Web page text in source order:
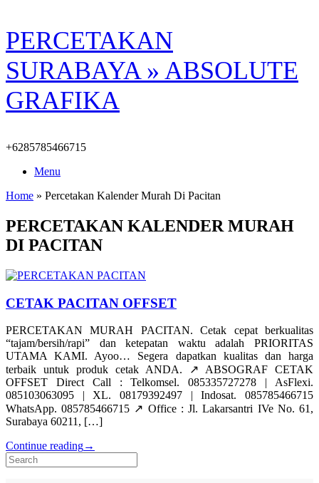
Skip
to
content
PERCETAKAN
SURABAYA » ABSOLUTE
GRAFIKA
+6285785466715
Menu
Home » Percetakan Kalender Murah Di Pacitan
PERCETAKAN KALENDER MURAH
DI PACITAN
CETAK PACITAN OFFSET
PERCETAKAN MURAH PACITAN. Cetak cepat berkualitas
“tajam/bersih/rapi” dan ketepatan waktu adalah PRIORITAS
UTAMA KAMI. Ayoo… Segera dapatkan kualitas dan harga
terbaik untuk produk cetak ANDA. ↗️ ABSOGRAF CETAK
OFFSET Direct Call : Telkomsel. 085335727278 | AsFlexi.
085103063095 | XL. 08179392497 | Indosat. 085785466715
WhatsApp. 085785466715 ↗️ Office : Jl. Lakarsantri IVe No. 61,
Surabaya 60211, […]
Continue reading→
Search
for: